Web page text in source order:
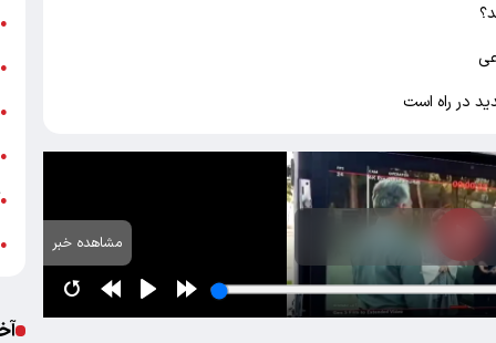
در راه است
مشاهده خبر
●
●
●
●
●
●